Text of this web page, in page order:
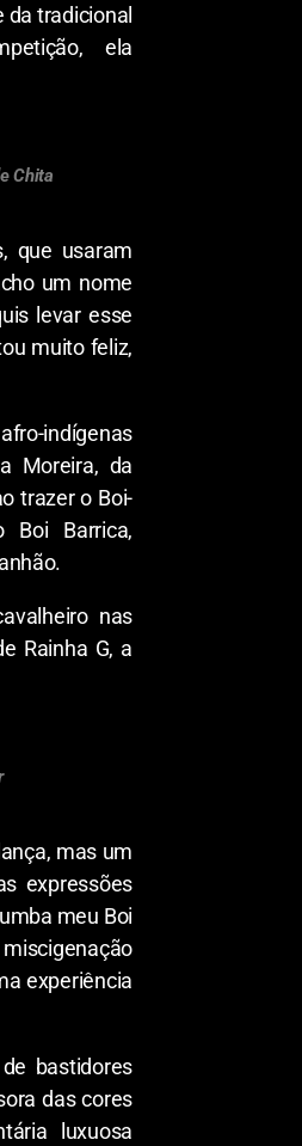
tradicional
ela
Chita
que usaram
um nome
levar esse
muito feliz,
indígenas
Moreira, da
trazer o Boi-
Boi Barrica,
nas
Rainha G, a
mas um
expressões
meu Boi
experiência
bastidores
das cores
luxuosa